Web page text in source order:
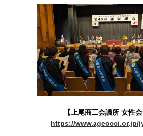
【上尾商工会議所 女性会
https://www.ageocci.or.jp/